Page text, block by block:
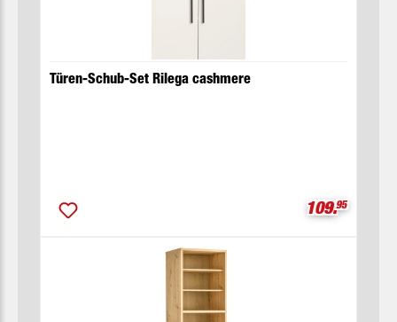
Türen-Schub-Set Rilega cashmere
109.95